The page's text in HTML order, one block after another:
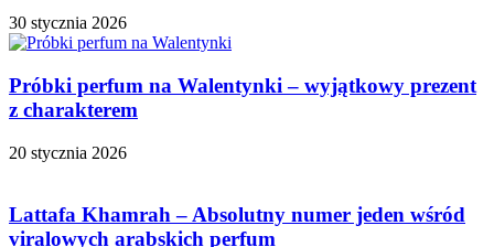
30 stycznia 2026
Próbki perfum na Walentynki – wyjątkowy prezent
z charakterem
20 stycznia 2026
Lattafa Khamrah – Absolutny numer jeden wśród
viralowych arabskich perfum